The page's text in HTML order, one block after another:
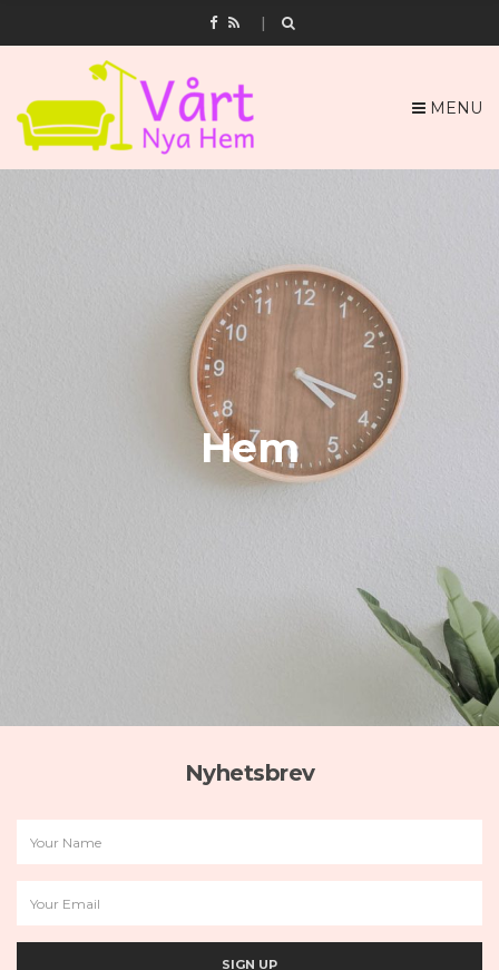
MENU
Hem
Nyhetsbrev
SIGN UP